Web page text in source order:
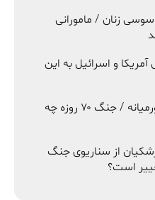
زنان / مامورانی
و اسرائیل به این
برندگان پنهان جنگ خاورمیانه / جنگ ۷۰ روزه چه
از سناریوی جنگ
است؟